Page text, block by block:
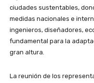
ciudades sustentables,
medidas nacionales e
ingenieros, diseñadores,
fundamental para la
gran altura.
La reunión de los